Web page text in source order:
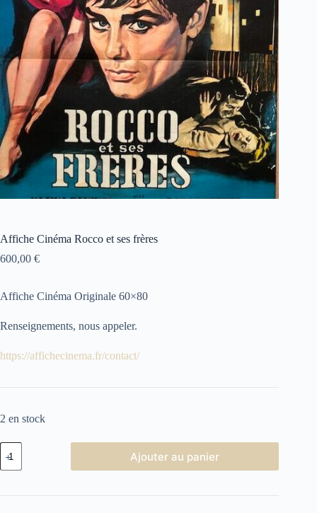
Affiche Cinéma Rocco et ses frères
600,00 €
Affiche Cinéma Originale 60×80
Renseignements, nous appeler.
https://affichecinema.fr/contact/
2 en stock
quantité
de
Affiche
Rocco
Ajouter au panier